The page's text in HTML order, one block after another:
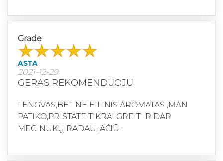
Grade
ASTA
2021-12-29
GERAS REKOMENDUOJU
LENGVAS,BET NE EILINIS AROMATAS ,MAN
PATIKO,PRISTATĖ TIKRAI GREIT IR DAR
MEGINUKŲ RADAU, AČIŪ .